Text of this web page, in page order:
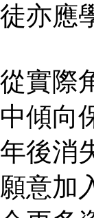
亦應
實際
傾向
後消
意加